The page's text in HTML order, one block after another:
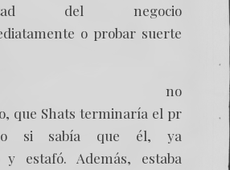
del negocio
o probar suerte
no
que Shats terminaría el pr
si sabía que él, ya
estafó. Además, estaba